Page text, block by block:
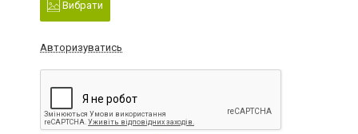
Вибрати
Авторизуватись